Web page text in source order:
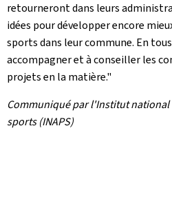
retourneront dans leurs
idées pour développer encore
sports dans leur commune. En
accompagner et à conseiller les
projets en la matière."
Communiqué par l'Institut
sports (INAPS)